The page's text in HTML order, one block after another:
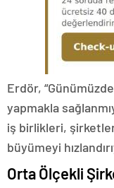
Erdör,
yapmakla
iş birlikleri,
büyümeyi
Orta Ölçekli